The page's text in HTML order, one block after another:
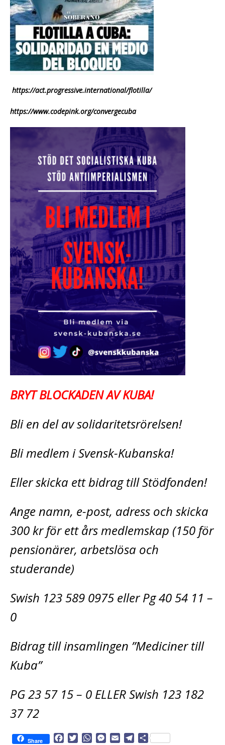
https://act.progressive.international/flotilla/
https://www.codepink.org/convergecuba
BRYT BLOCKADEN AV KUBA!
Bli en del av solidaritetsrörelsen!
Bli medlem i Svensk-Kubanska!
Eller skicka ett bidrag till Stödfonden!
Ange namn, e-post, adress och skicka
300 kr för ett års medlemskap (150 för
pensionärer, arbetslösa och
studerande)
Swish 123 589 0975 eller Pg 40 54 11 –
0
Bidrag till insamlingen ”Mediciner till
Kuba”
PG 23 57 15 – 0 ELLER Swish 123 182
37 72
Share
W
M
D